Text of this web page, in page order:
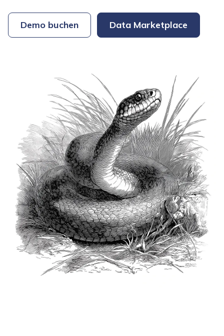
Demo buchen Data Marketplace